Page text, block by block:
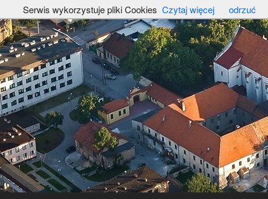
Serwis wykorzystuje pliki Cookies Czytaj więcej odrzuć